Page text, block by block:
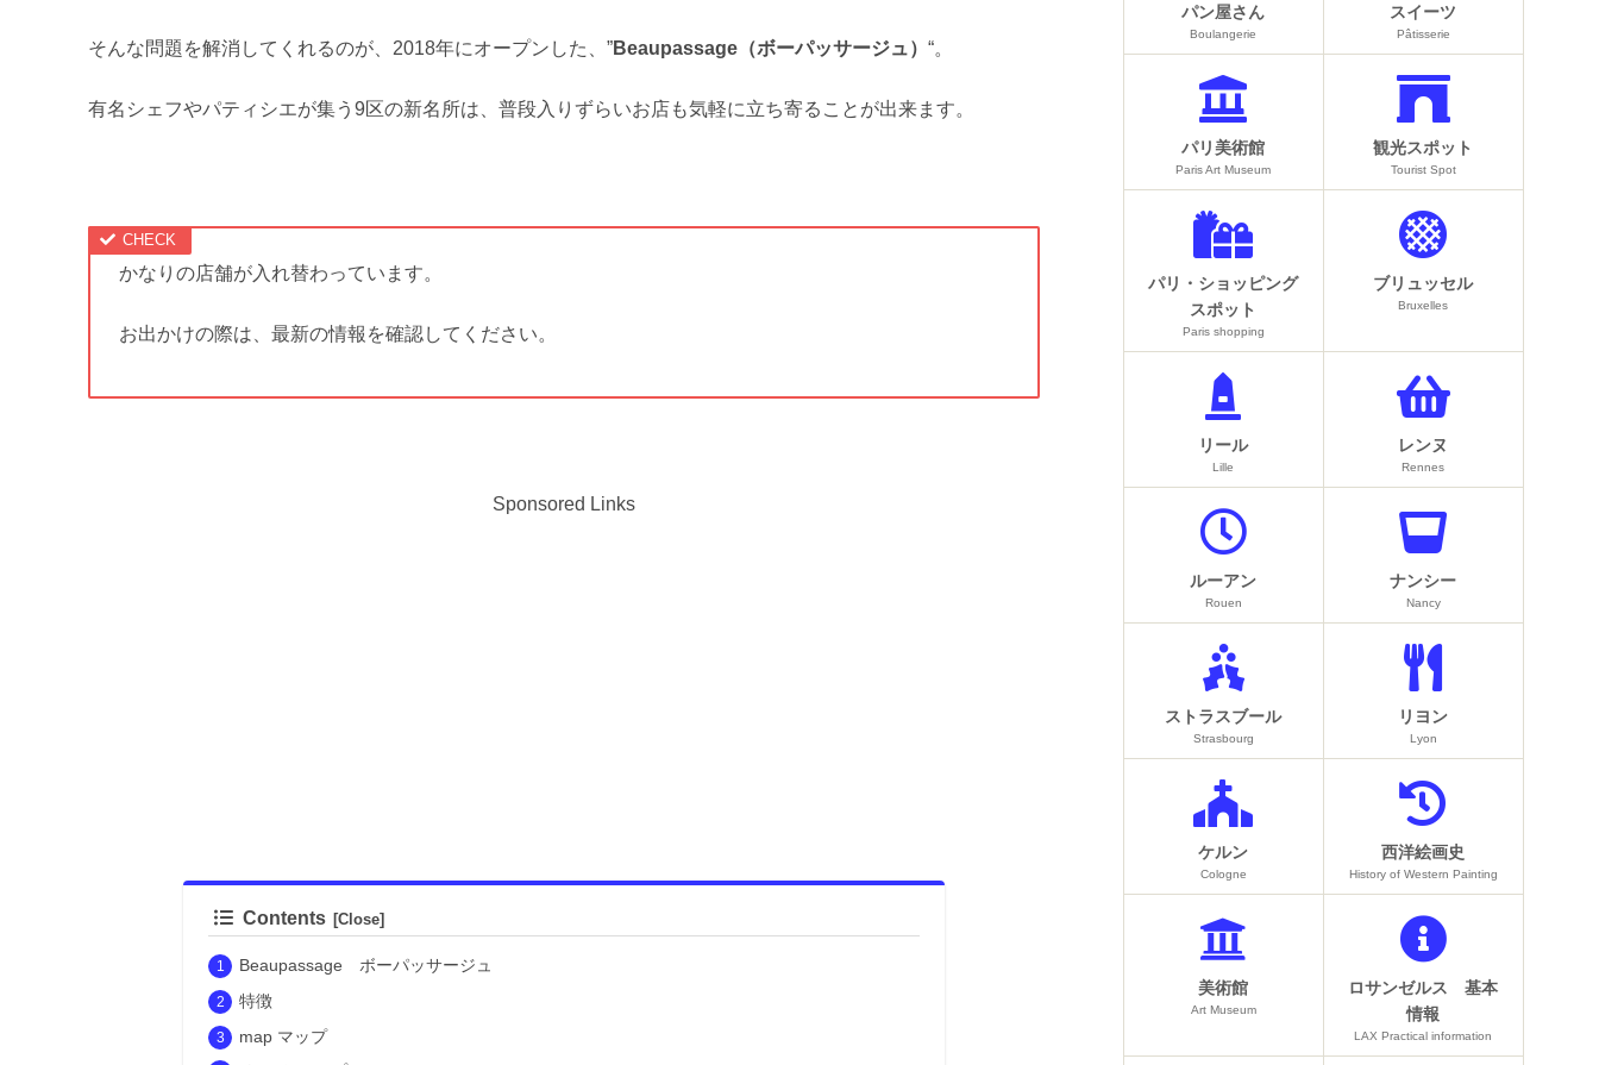
そんな問題を解消してくれるのが、2018年にオープンした、”Beaupassage（ボーパッサージュ） “。
有名シェフやパティシエが集う9区の新名所は、普段入りずらいお店も気軽に立ち寄ることが出来ます。
かなりの店舗が入れ替わっています。
お出かけの際は、最新の情報を確認してください。
Sponsored Links
Contents
Beaupassage ボーパッサージュ
特徴
map マップ
パン屋さん
Boulangerie
スイーツ
Pâtisserie
パリ美術館
Paris Art Museum
観光スポット
Tourist Spot
パリ・ショッピング
スポット
Paris shopping
ブリュッセル
Bruxelles
リール
Lille
レンヌ
Rennes
ルーアン
Rouen
ナンシー
Nancy
ストラスブール
Strasbourg
リヨン
Lyon
ケルン
Cologne
西洋絵画史
History of Western Painting
美術館
Art Museum
ロサンゼルス 基本
情報
LAX Practical information